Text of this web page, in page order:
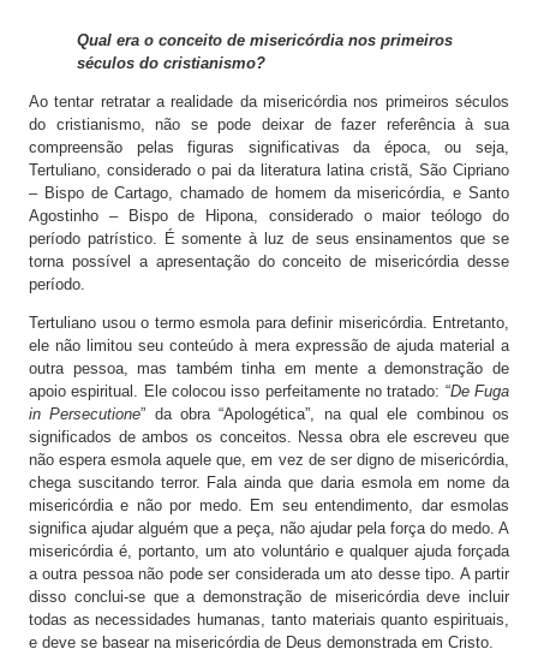
Qual era o conceito de misericórdia nos primeiros
séculos do cristianismo?
Ao tentar retratar a realidade da misericórdia nos primeiros séculos
do cristianismo, não se pode deixar de fazer referência à sua
compreensão pelas figuras significativas da época, ou seja,
Tertuliano, considerado o pai da literatura latina cristã, São Cipriano
– Bispo de Cartago, chamado de homem da misericórdia, e Santo
Agostinho – Bispo de Hipona, considerado o maior teólogo do
período patrístico. É somente à luz de seus ensinamentos que se
torna possível a apresentação do conceito de misericórdia desse
período.
Tertuliano usou o termo esmola para definir misericórdia. Entretanto,
ele não limitou seu conteúdo à mera expressão de ajuda material a
outra pessoa, mas também tinha em mente a demonstração de
apoio espiritual. Ele colocou isso perfeitamente no tratado: “De Fuga
in Persecutione” da obra “Apologética”, na qual ele combinou os
significados de ambos os conceitos. Nessa obra ele escreveu que
não espera esmola aquele que, em vez de ser digno de misericórdia,
chega suscitando terror. Fala ainda que daria esmola em nome da
misericórdia e não por medo. Em seu entendimento, dar esmolas
significa ajudar alguém que a peça, não ajudar pela força do medo. A
misericórdia é, portanto, um ato voluntário e qualquer ajuda forçada
a outra pessoa não pode ser considerada um ato desse tipo. A partir
disso conclui-se que a demonstração de misericórdia deve incluir
todas as necessidades humanas, tanto materiais quanto espirituais,
e deve se basear na misericórdia de Deus demonstrada em Cristo.